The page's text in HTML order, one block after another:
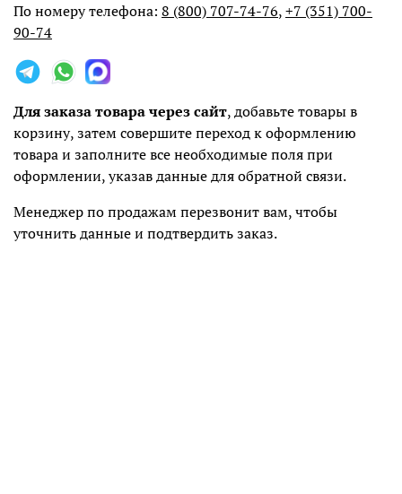
По номеру телефона: 8 (800) 707-74-76,+7 (351) 700-
90-74
Для заказа товара через сайт, добавьте товары в
корзину, затем совершите переход к оформлению
товара и заполните все необходимые поля при
оформлении, указав данные для обратной связи.
Менеджер по продажам перезвонит вам, чтобы
уточнить данные и подтвердить заказ.